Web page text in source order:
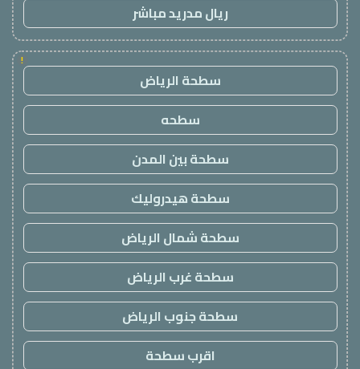
ريال مدريد مباشر
!
سطحة الرياض
سطحه
سطحة بين المدن
سطحة هيدروليك
سطحة شمال الرياض
سطحة غرب الرياض
سطحة جنوب الرياض
اقرب سطحة